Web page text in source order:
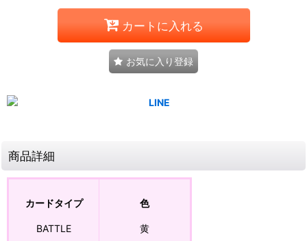
カートに入れる
お気に入り登録
商品詳細
カードタイプ
BATTLE
色
黄